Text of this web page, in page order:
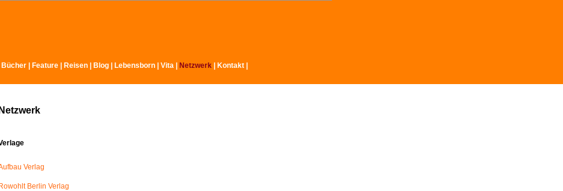
Bücher Feature Reisen Blog Lebensborn Vita Netzwerk Kontakt
Netzwerk
Verlag
Rowohlt Berlin Verlag